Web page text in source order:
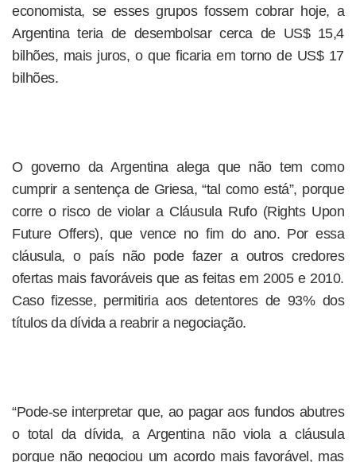
economista, se esses grupos fossem cobrar hoje, a
Argentina teria de desembolsar cerca de US$ 15,4
bilhões, mais juros, o que ficaria em torno de US$ 17
bilhões.
O governo da Argentina alega que não tem como
cumprir a sentença de Griesa, “tal como está”, porque
corre o risco de violar a Cláusula Rufo (Rights Upon
Future Offers), que vence no fim do ano. Por essa
cláusula, o país não pode fazer a outros credores
ofertas mais favoráveis que as feitas em 2005 e 2010.
Caso fizesse, permitiria aos detentores de 93% dos
títulos da dívida a reabrir a negociação.
“Pode-se interpretar que, ao pagar aos fundos abutres
o total da dívida, a Argentina não viola a cláusula
porque não negociou um acordo mais favorável, mas